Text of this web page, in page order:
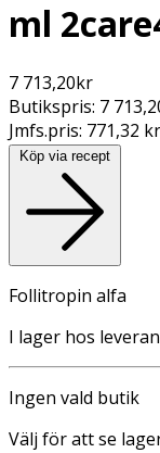
ml
7 713,20kr
Butikspris: 7
Jmfs.pris: 771,32
Köp via recept
Follitropin alfa
I lager hos
Ingen vald butik
Välj för att se